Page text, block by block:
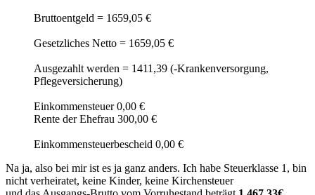
Bruttoentgeld = 1659,05 €
Gesetzliches Netto = 1659,05 €
Ausgezahlt werden = 1411,39 (-Krankenversorgung,
Pflegeversicherung)
Einkommensteuer 0,00 €
Rente der Ehefrau 300,00 €
Einkommensteuerbescheid 0,00 €
Na ja, also bei mir ist es ja ganz anders. Ich habe Steuerklasse 1, bin
nicht verheiratet, keine Kinder, keine Kirchensteuer